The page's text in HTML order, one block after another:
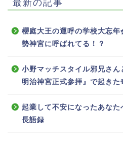
最新の記事
櫻庭大王の運呼の学校大忘
勢神宮に呼ばれてる！？
小野マッチスタイル邪兄さん
明治神宮正式参拝』で起きた
起業して不安になったあな
長語録